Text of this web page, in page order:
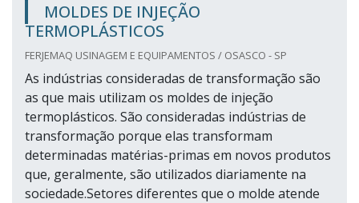
MOLDES DE INJEÇÃO
TERMOPLÁSTICOS
FERJEMAQ USINAGEM E EQUIPAMENTOS / OSASCO - SP
As indústrias consideradas de transformação são
as que mais utilizam os moldes de injeção
termoplásticos. São consideradas indústrias de
transformação porque elas transformam
determinadas matérias-primas em novos produtos
que, geralmente, são utilizados diariamente na
sociedade.Setores diferentes que o molde atende